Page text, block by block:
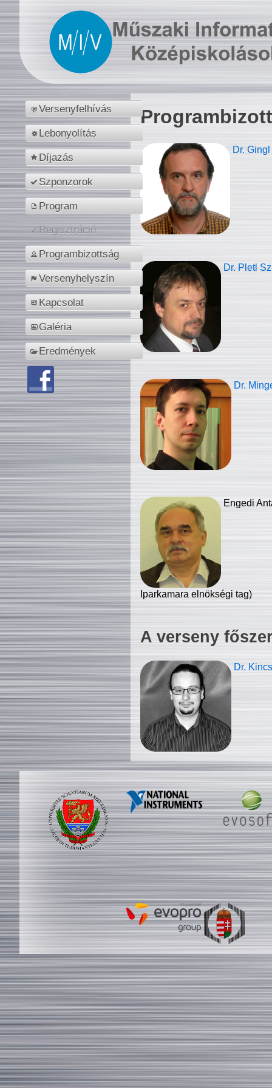
Versenyfelhívás
Lebonyolítás
Díjazás
Szponzorok
Program
Regisztráció
Programbizottság
Versenyhelyszín
Kapcsolat
Galéria
Eredmények
Dr.
Dr. Pletl
Dr.
Engedi
Iparkamara elnökségi tag)
A verseny
Dr.